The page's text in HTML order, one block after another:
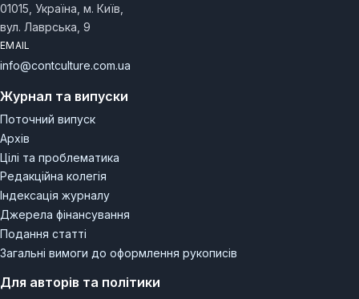
01015, Україна, м. Київ,
вул. Лаврська, 9
EMAIL
info@contculture.com.ua
Журнал та випуски
Поточний випуск
Архів
Цілі та проблематика
Редакційна колегія
Індексація журналу
Джерела фінансування
Подання статті
Загальні вимоги до оформлення рукописів
Для авторів та політики